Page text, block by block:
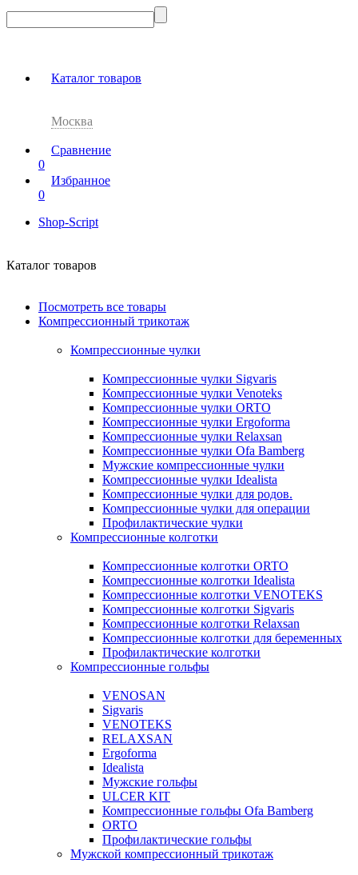
Каталог товаров
Москва
Сравнение
0
Избранное
0
Shop-Script
Каталог товаров
Посмотреть все товары
Компрессионный трикотаж
Компрессионные чулки
Компрессионные чулки Sigvaris
Компрессионные чулки Venoteks
Компрессионные чулки ORTO
Компрессионные чулки Ergoforma
Компрессионные чулки Relaxsan
Компрессионные чулки Ofa Bamberg
Мужские компрессионные чулки
Компрессионные чулки Idealista
Компрессионные чулки для родов.
Компрессионные чулки для операции
Профилактические чулки
Компрессионные колготки
Компрессионные колготки ORTO
Компрессионные колготки Idealista
Компрессионные колготки VENOTEKS
Компрессионные колготки Sigvaris
Компрессионные колготки Relaxsan
Компрессионные колготки для беременных
Профилактические колготки
Компрессионные гольфы
VENOSAN
Sigvaris
VENOTEKS
RELAXSAN
Ergoforma
Idealista
Мужские гольфы
ULCER KIT
Компрессионные гольфы Ofa Bamberg
ORTO
Профилактические гольфы
Мужской компрессионный трикотаж